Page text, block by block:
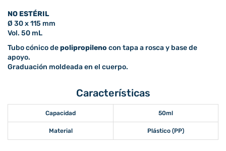
NO ESTÉRIL
Ø 30 x 115 mm
Vol. 50 mL
Tubo cónico depolipropileno con tapa a rosca y base de
apoyo.
Graduación moldeada en el cuerpo.
Características
Capacidad 50ml
Material Plástico (PP)